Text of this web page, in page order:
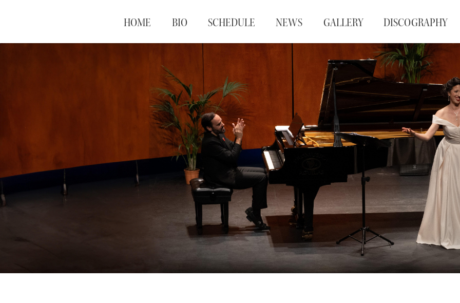
HOME BIO SCHEDULE NEWS GALLERY DISCOGRAPHY